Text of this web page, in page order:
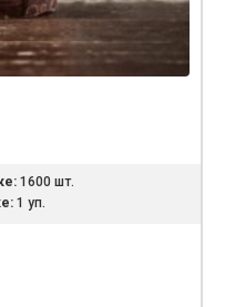
1600 шт.
1 уп.